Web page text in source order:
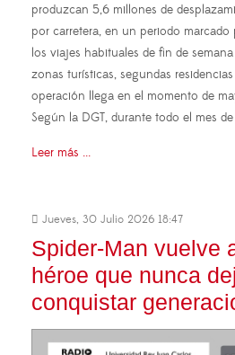
produzcan 5,6 millones de
por carretera, en un periodo
los viajes habituales de fin de
zonas turísticas, segundas
operación llega en el momento de
Según la DGT, durante todo el mes
Leer más ...
Jueves, 30 Julio 2026 18:47
Spider-Man vuelve
héroe que nunca
conquistar